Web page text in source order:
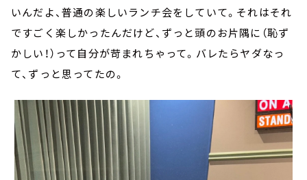
いんだよ、普通の楽しいランチ会をしていて。それはそれ
ですごく楽しかったんだけど、ずっと頭のお片隅に（恥ず
かしい！）って自分が苛まれちゃって。バレたらヤダなっ
て、ずっと思ってたの。